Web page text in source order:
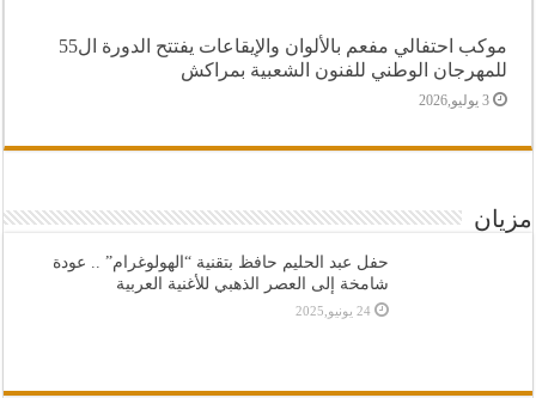
موكب احتفالي مفعم بالألوان والإيقاعات يفتتح الدورة ال55
للمهرجان الوطني للفنون الشعبية بمراكش
3 يوليو,2026
مزيان
حفل عبد الحليم حافظ بتقنية “الهولوغرام” .. عودة
شامخة إلى العصر الذهبي للأغنية العربية
24 يونيو,2025